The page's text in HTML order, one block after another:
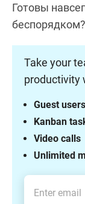
Готовы
Take your
productivity
Unlimited
Video calls
Kanban
Guest users